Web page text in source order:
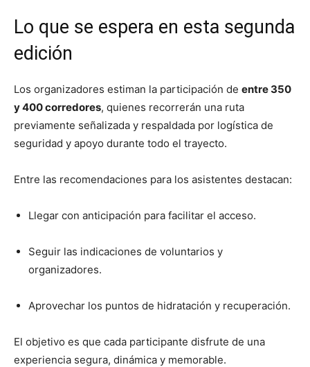
Lo que se espera en esta segunda
edición
Los organizadores estiman la participación de entre 350
y 400 corredores, quienes recorrerán una ruta
previamente señalizada y respaldada por logística de
seguridad y apoyo durante todo el trayecto.
Entre las recomendaciones para los asistentes destacan:
Llegar con anticipación para facilitar el acceso.
Seguir las indicaciones de voluntarios y
organizadores.
Aprovechar los puntos de hidratación y recuperación.
El objetivo es que cada participante disfrute de una
experiencia segura, dinámica y memorable.